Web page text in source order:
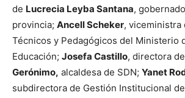
de Lucrecia Leyba Santana,
provincia; Ancell Scheker, viceministra
Técnicos y Pedagógicos del Ministerio
Educación; Josefa Castillo, directora
Gerónimo, alcaldesa de SDN; Yanet
subdirectora de Gestión Institucional